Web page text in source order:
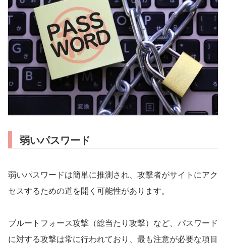
弱いパスワード
弱いパスワードは簡単に推測され、攻撃者がサイトにアク
セスするための道を開く可能性があります。
ブルートフォース攻撃（総当たり攻撃）など、パスワード
に対する攻撃は常に行われており、最も注意が必要な項目